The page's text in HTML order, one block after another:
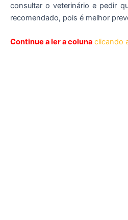
consultar o veterinário e pedir
recomendado, pois é melhor
Continue a ler a coluna clicando